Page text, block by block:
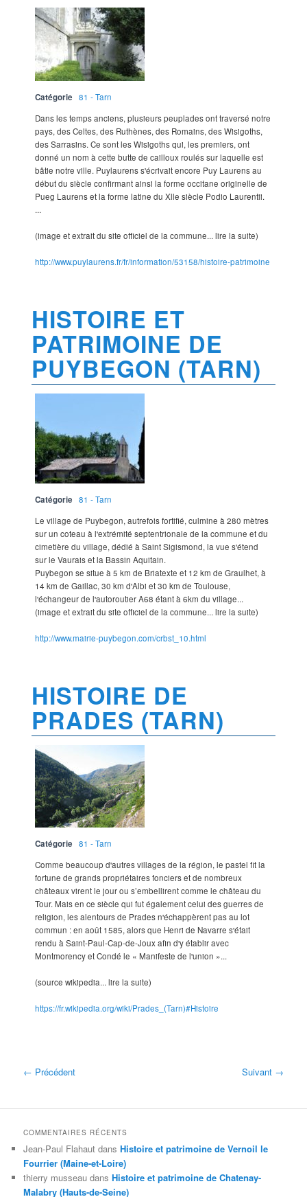
Catégorie
81 - Tarn
Dans les temps anciens, plusieurs peuplades ont traversé notre
pays, des Celtes, des Ruthènes, des Romains, des Wisigoths,
des Sarrasins. Ce sont les Wisigoths qui, les premiers, ont
donné un nom à cette butte de cailloux roulés sur laquelle est
bâtie notre ville. Puylaurens s'écrivait encore Puy Laurens au
début du siècle confirmant ainsi la forme occitane originelle de
Pueg Laurens et la forme latine du Xlle siècle Podio Laurentii.
...
(image et extrait du site officiel de la commune... lire la suite)
http://www.puylaurens.fr/fr/information/53158/histoire-patrimoine
HISTOIRE ET
PATRIMOINE DE
PUYBEGON (TARN)
Catégorie
81 - Tarn
Le village de Puybegon, autrefois fortifié, culmine à 280 mètres
sur un coteau à l'extrémité septentrionale de la commune et du
cimetière du village, dédié à Saint Sigismond, la vue s'étend
sur le Vaurais et la Bassin Aquitain.
Puybegon se situe à 5 km de Briatexte et 12 km de Graulhet, à
14 km de Gaillac, 30 km d'Albi et 30 km de Toulouse,
l'échangeur de l'autoroutier A68 étant à 6km du village...
(image et extrait du site officiel de la commune... lire la suite)
http://www.mairie-puybegon.com/crbst_10.html
HISTOIRE DE
PRADES (TARN)
Catégorie
81 - Tarn
Comme beaucoup d'autres villages de la région, le pastel fit la
fortune de grands propriétaires fonciers et de nombreux
châteaux virent le jour ou s’embellirent comme le château du
Tour. Mais en ce siècle qui fut également celui des guerres de
religion, les alentours de Prades n'échappèrent pas au lot
commun : en août 1585, alors que Henri de Navarre s'était
rendu à Saint-Paul-Cap-de-Joux afin d'y établir avec
Montmorency et Condé le « Manifeste de l'union »...
(source wikipedia... lire la suite)
https://fr.wikipedia.org/wiki/Prades_(Tarn)#Histoire
← Précédent Suivant →
COMMENTAIRES RÉCENTS
Jean-Paul Flahaut dansHistoire et patrimoine de Vernoil le
Fourrier (Maine-et-Loire)
thierry musseau dansHistoire et patrimoine de Chatenay-
Malabry (Hauts-de-Seine)